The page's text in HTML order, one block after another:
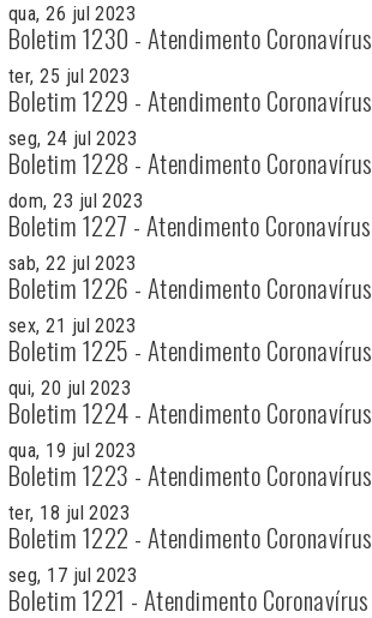
qua, 26 jul 2023
Boletim 1230 - Atendimento Coronavírus
ter, 25 jul 2023
Boletim 1229 - Atendimento Coronavírus
seg, 24 jul 2023
Boletim 1228 - Atendimento Coronavírus
dom, 23 jul 2023
Boletim 1227 - Atendimento Coronavírus
sab, 22 jul 2023
Boletim 1226 - Atendimento Coronavírus
sex, 21 jul 2023
Boletim 1225 - Atendimento Coronavírus
qui, 20 jul 2023
Boletim 1224 - Atendimento Coronavírus
qua, 19 jul 2023
Boletim 1223 - Atendimento Coronavírus
ter, 18 jul 2023
Boletim 1222 - Atendimento Coronavírus
seg, 17 jul 2023
Boletim 1221 - Atendimento Coronavírus